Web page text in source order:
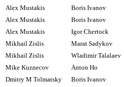
Alex Mustakis
Boris Ivanov
Alex Mustakis
Boris Ivanov
Alex Mustakis
Igor Chertock
Mikhail Zislis
Marat Sadykov
Mikhail Zislis
Wladimir Talalaev
Mike Kuznecov
Anton Ho
Dmitry M Tolmatsky
Boris Ivanov